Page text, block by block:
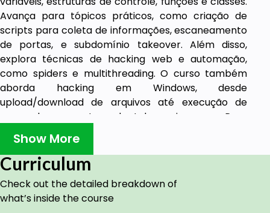
Avança para tópicos práticos, como criação de
scripts para coleta de informações, escaneamento
de portas, e subdomínio takeover. Além disso,
explora técnicas de hacking web e automação,
como spiders e multithreading. O curso também
aborda hacking em Windows, desde
upload/download de arquivos até execução de
comandos e captura de telas e imagens. Para
redes, inclui o desenvolvimento de ferramentas
TCP/UDP e técnicas de monitoramento e ataque a
redes Wi-Fi. Finaliza com técnicas de evasão,
criptografia e bypass de antivírus. Ideal para quem
deseja aprender pentest usando Python de forma
prática e eficiente!
Show More
Curriculum
Check out the detailed breakdown of
what’s inside the course